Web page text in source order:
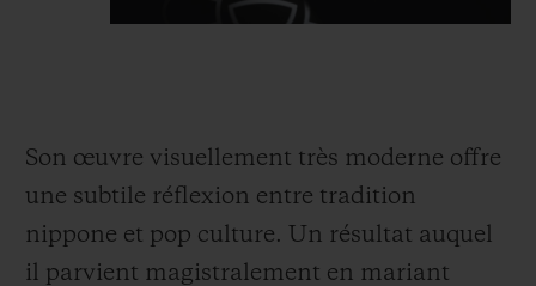
Son œuvre visuellement très moderne offre
une subtile réflexion entre tradition
nippone et pop culture. Un résultat auquel
il parvient magistralement en mariant